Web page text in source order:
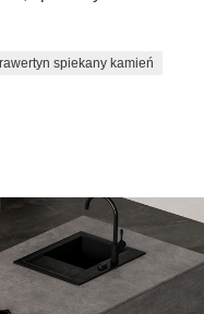
spiekany kamień